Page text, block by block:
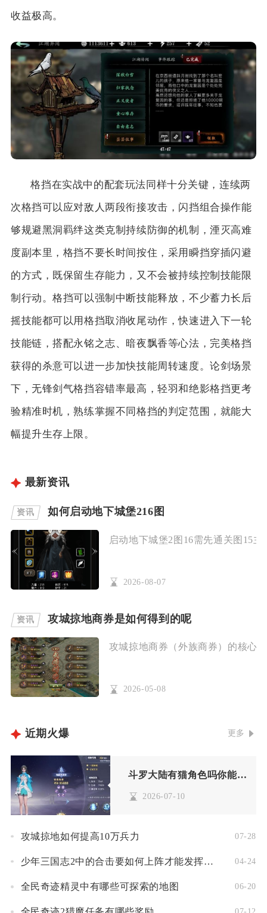
收益极高。
格挡在实战中的配套玩法同样十分关键，连续两
次格挡可以应对敌人两段衔接攻击，闪挡组合操作能
够规避黑洞羁绊这类克制持续防御的机制，湮灭高难
度副本里，格挡不要长时间按住，采用瞬挡穿插闪避
的方式，既保留生存能力，又不会被持续控制技能限
制行动。格挡可以强制中断技能释放，不少蓄力长后
摇技能都可以用格挡取消收尾动作，快速进入下一轮
技能链，搭配永铭之志、暗夜飘香等心法，完美格挡
获得的杀意可以进一步加快技能周转速度。论剑场景
下，无锋剑气格挡容错率最高，轻羽和绝影格挡更考
验精准时机，熟练掌握不同格挡的判定范围，就能大
幅提升生存上限。
最新资讯
资讯 如何启动地下城堡216图
启动地下城堡2图16需先通关图15
2026-08-07
资讯 攻城掠地商券是如何得到的呢
攻城掠地商券（外族商券）的核心
2026-05-08
近期火爆 更多
斗罗大陆有猫角色吗你能提供一些建议的阵容搭配吗
2026-07-10
攻城掠地如何提高10万兵力 07-28
少年三国志2中的合击要如何上阵才能发挥最大效果 04-24
全民奇迹精灵中有哪些可探索的地图 06-20